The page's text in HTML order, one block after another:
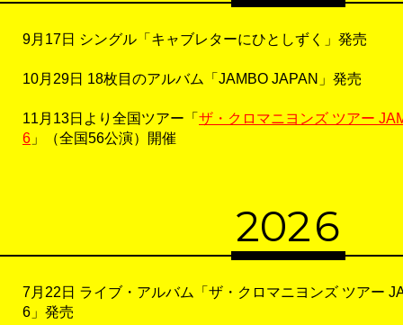
9月17日 シングル「キャブレターにひとしずく」発売
10月29日 18枚目のアルバム「JAMBO JAPAN」発売
11月13日より全国ツアー「 ザ・クロマニヨンズ ツアー
6 」（全国56公演）開催
2026
7月22日 ライブ・アルバム「ザ・クロマニヨンズ ツアー
6」発売